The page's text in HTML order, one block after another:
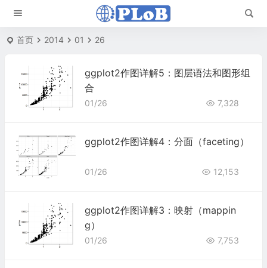
首页 2014 01 26
ggplot2作图详解5：图层语法和图形组
合
01/26 7,328
ggplot2作图详解4：分面（faceting）
01/26 12,153
ggplot2作图详解3：映射（mappin
g）
01/26 7,753